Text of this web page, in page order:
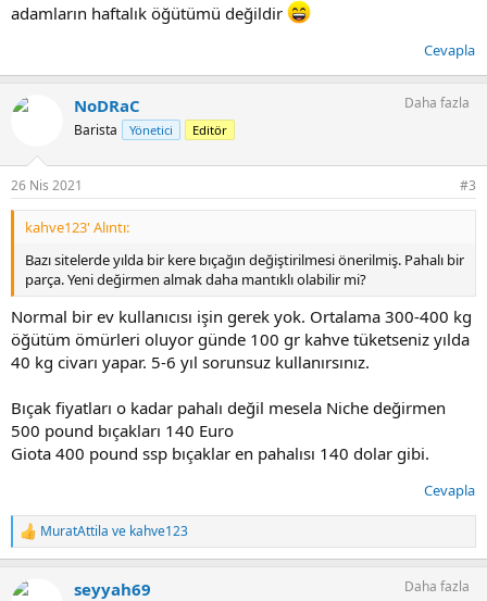
adamların haftalık öğütümü değildir
Cevapla
NoDRaC
Barista Yönetici Editör
Daha fazla
26 Nis 2021 #3
kahve123' Alıntı:
Bazı sitelerde yılda bir kere bıçağın değiştirilmesi önerilmiş. Pahalı bir
parça. Yeni değirmen almak daha mantıklı olabilir mi?
Normal bir ev kullanıcısı işin gerek yok. Ortalama 300-400 kg
öğütüm ömürleri oluyor günde 100 gr kahve tüketseniz yılda
40 kg civarı yapar. 5-6 yıl sorunsuz kullanırsınız.
Bıçak fiyatları o kadar pahalı değil mesela Niche değirmen
500 pound bıçakları 140 Euro
Giota 400 pound ssp bıçaklar en pahalısı 140 dolar gibi.
Cevapla
T
e
k
MuratAttila ve kahve123
seyyah69 Daha fazla